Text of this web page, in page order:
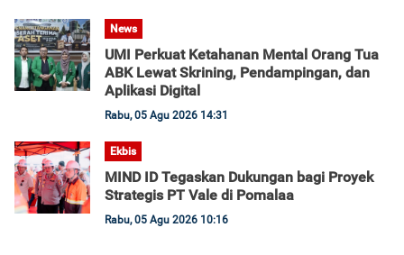
News
UMI Perkuat Ketahanan Mental Orang Tua
ABK Lewat Skrining, Pendampingan, dan
Aplikasi Digital
Rabu, 05 Agu 2026 14:31
Ekbis
MIND ID Tegaskan Dukungan bagi Proyek
Strategis PT Vale di Pomalaa
Rabu, 05 Agu 2026 10:16